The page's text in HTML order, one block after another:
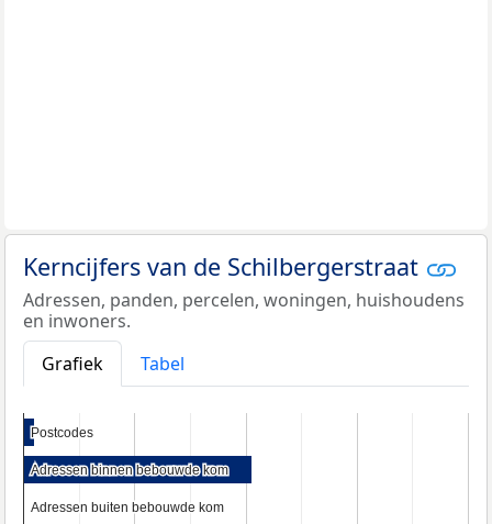
Kerncijfers van de Schilbergerstraat
Adressen, panden, percelen, woningen, huishoudens
en inwoners.
Grafiek
Tabel
Postcodes
Postcodes
Adressen binnen bebouwde kom
Adressen binnen bebouwde kom
Adressen buiten bebouwde kom
Adressen buiten bebouwde kom